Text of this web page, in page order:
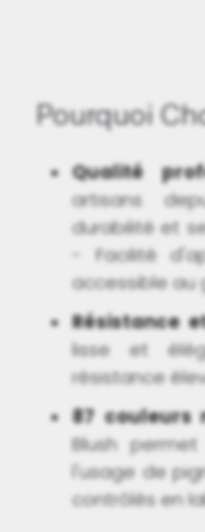
Pourquoi
Qualité
artisans
durabilité et
- Facilité
accessible au
Résistance
lisse et
résistance
87 couleurs
Blush
l'usage de
contrôlés en